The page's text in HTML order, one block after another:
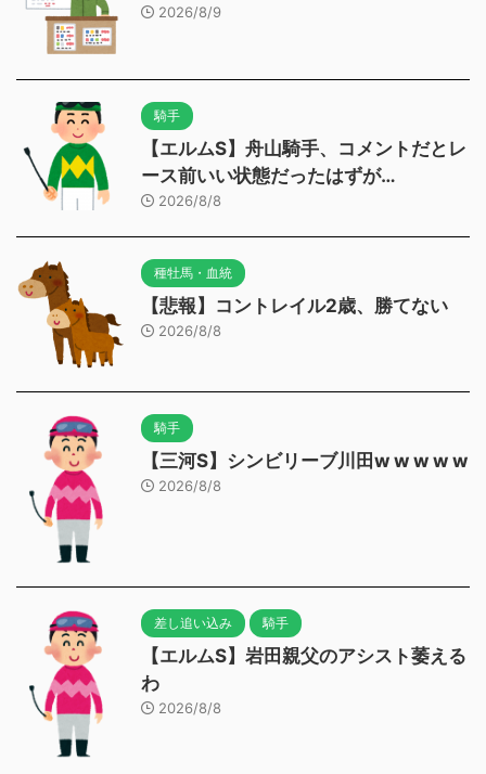
2026/8/9
騎手
【エルムS】舟山騎手、コメントだとレ
ース前いい状態だったはずが…
2026/8/8
種牡馬・血統
【悲報】コントレイル2歳、勝てない
2026/8/8
騎手
【三河S】シンビリーブ川田w w w w w
2026/8/8
差し追い込み 騎手
【エルムS】岩田親父のアシスト萎える
わ
2026/8/8